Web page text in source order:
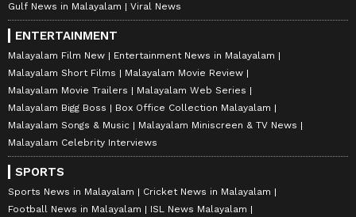
Gulf News in Malayalam
Viral News
ENTERTAINMENT
Malayalam Film New
Entertainment News in Malayalam
Malayalam Short Films
Malayalam Movie Review
Malayalam Movie Trailers
Malayalam Web Series
Malayalam Bigg Boss
Box Office Collection Malayalam
Malayalam Songs & Music
Malayalam Miniscreen & TV News
Malayalam Celebrity Interviews
SPORTS
Sports News in Malayalam
Cricket News in Malayalam
Football News in Malayalam
ISL News Malayalam